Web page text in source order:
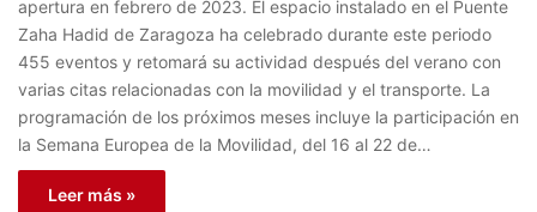
apertura en febrero de 2023. El espacio instalado en el Puente
Zaha Hadid de Zaragoza ha celebrado durante este periodo
455 eventos y retomará su actividad después del verano con
varias citas relacionadas con la movilidad y el transporte. La
programación de los próximos meses incluye la participación en
la Semana Europea de la Movilidad, del 16 al 22 de…
Leer más »